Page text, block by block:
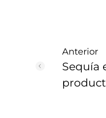
Anterior
Sequía